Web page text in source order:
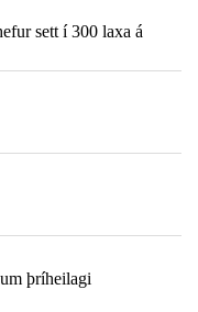
sett í 300 laxa á
þríheilagi